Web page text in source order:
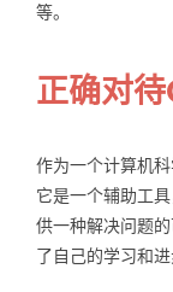
等。
正确对
作为一个计算机
它是一个辅助工
供一种解决问题
了自己的学习和进